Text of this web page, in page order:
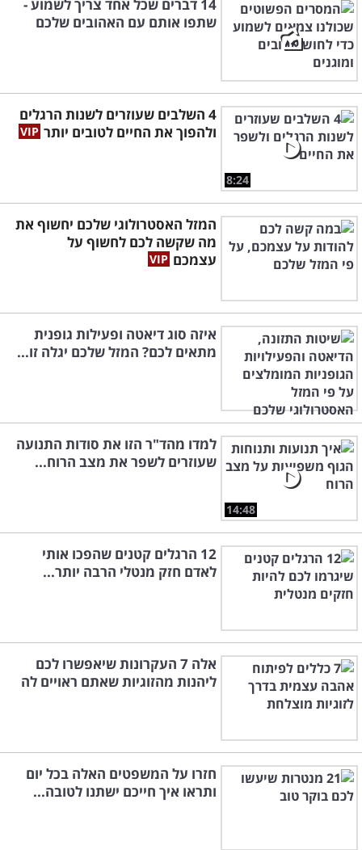
14 דברים שכל אחד צריך לשמוע -
שתפו אותם עם האהובים שלכם
8:24
4 השלבים שעוזרים לשנות הרגלים
ולהפוך את החיים לטובים יותר
המזל האסטרולוגי שלכם יחשוף את
מה שקשה לכם לחשוף על
עצמכם
איזה סוג דיאטה ופעילות גופנית
מתאים לכם? המזל שלכם יגלה זו...
14:48
למדו מהד"ר הזו את סודות התנועה
שעוזרים לשפר את מצב הרוח...
12 הרגלים קטנים שהפכו אותי
לאדם חזק מנטלי הרבה יותר...
אלה 7 העקרונות שיאפשרו לכם
ליהנות מהזוגיות שאתם ראויים לה
חזרו על המשפטים האלה בכל יום
ותראו איך חייכם ישתנו לטובה...